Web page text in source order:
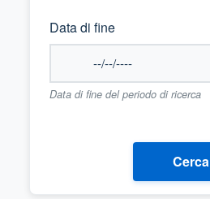
Data di fine
Data di fine del periodo di ricerca
Cerca